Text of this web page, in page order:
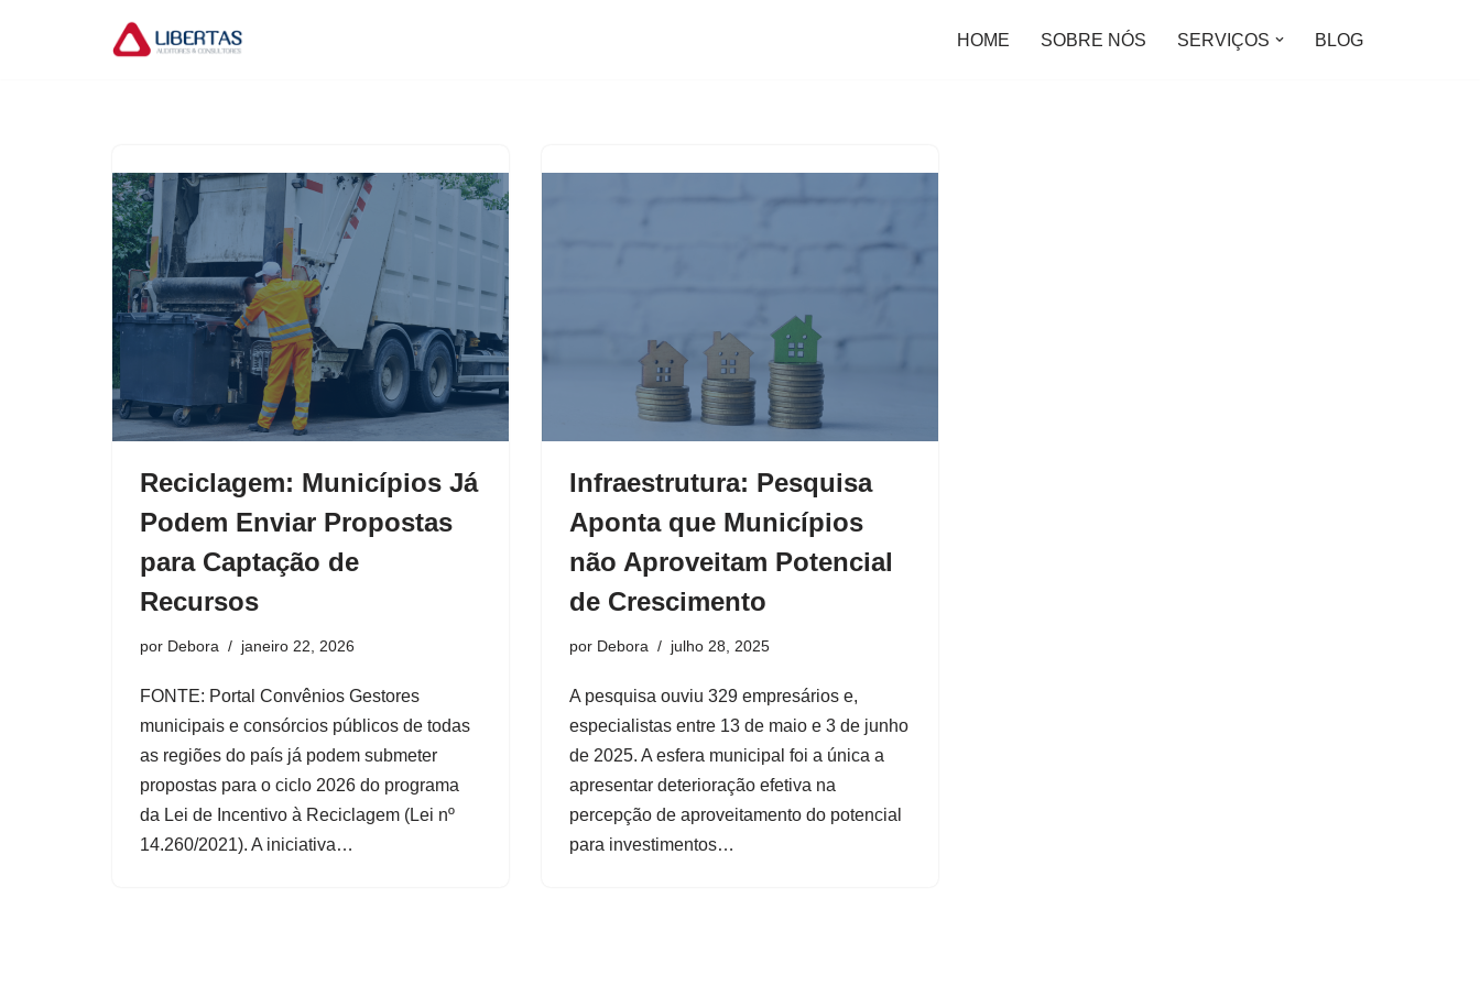
HOME SOBRE NÓS SERVIÇOS BLOG
Reciclagem: Municípios Já
Podem Enviar Propostas
para Captação de
Recursos
por Debora janeiro 22, 2026
FONTE: Portal Convênios Gestores
municipais e consórcios públicos de todas
as regiões do país já podem submeter
propostas para o ciclo 2026 do programa
da Lei de Incentivo à Reciclagem (Lei nº
14.260/2021). A iniciativa…
Infraestrutura: Pesquisa
Aponta que Municípios
não Aproveitam Potencial
de Crescimento
por Debora julho 28, 2025
A pesquisa ouviu 329 empresários e,
especialistas entre 13 de maio e 3 de junho
de 2025. A esfera municipal foi a única a
apresentar deterioração efetiva na
percepção de aproveitamento do potencial
para investimentos…